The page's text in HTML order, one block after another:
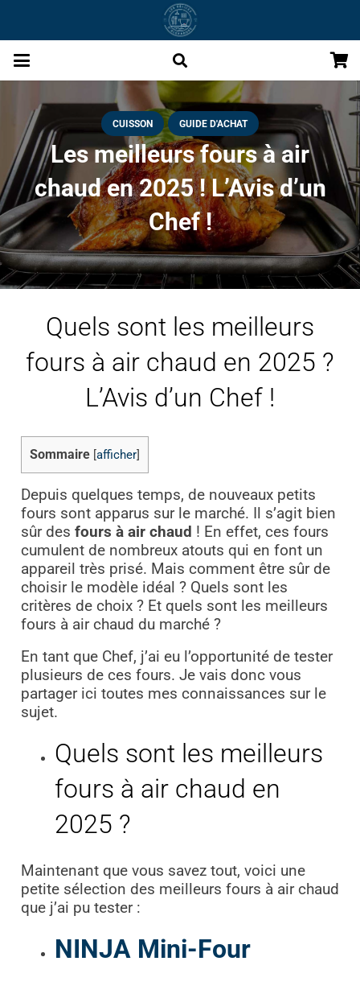
CUISSON GUIDE D'ACHAT
Les meilleurs fours à air
chaud en 2025 ! L’Avis d’un
Chef !
Quels sont les meilleurs
fours à air chaud en 2025 ?
L’Avis d’un Chef !
Sommaire afficher]
Depuis quelques temps, de nouveaux petits
fours sont apparus sur le marché. Il s’agit bien
sûr des fours à air chaud ! En effet, ces fours
cumulent de nombreux atouts qui en font un
appareil très prisé. Mais comment être sûr de
choisir le modèle idéal ? Quels sont les
critères de choix ? Et quels sont les meilleurs
fours à air chaud du marché ?
En tant que Chef, j’ai eu l’opportunité de tester
plusieurs de ces fours. Je vais donc vous
partager ici toutes mes connaissances sur le
sujet.
Quels sont les meilleurs
fours à air chaud en
2025 ?
Maintenant que vous savez tout, voici une
petite sélection des meilleurs fours à air chaud
que j’ai pu tester :
NINJA Mini-Four